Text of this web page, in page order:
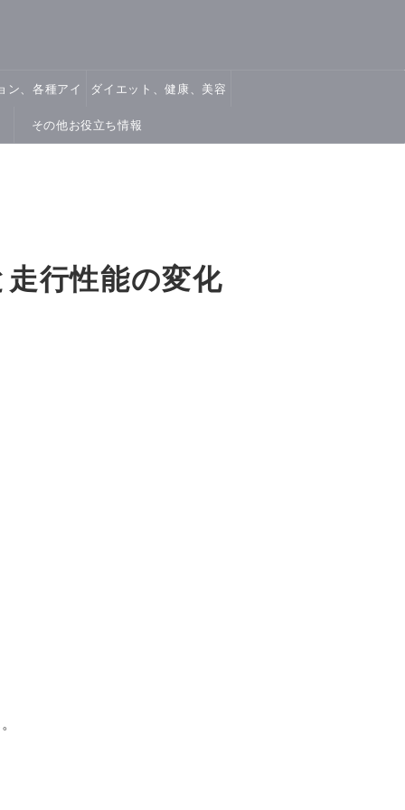
ン、各種アイ ダイエット、健康、美容
その他お役立ち情報
行性能の変化